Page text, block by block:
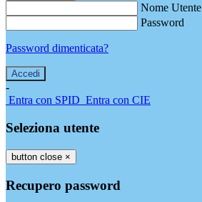
Nome Utente
Password
Password dimenticata?
-
Entra con SPID Entra con CIE
Seleziona utente
button close ×
Recupero password